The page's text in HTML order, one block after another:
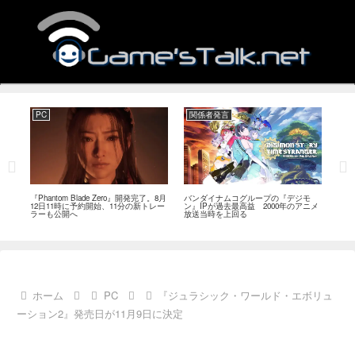
PC
『Phantom Blade Zero』開発完了。8月
12日11時に予約開始、11分の新トレー
ラーも公開へ
関係者発言
バンダイナムコグループの『デジモ
ン』IPが過去最高益 2000年のアニメ
放送当時を上回る
ホーム PC
『ジュラシック・ワールド・エボリュ
ーション2』発売日が11月9日に決定